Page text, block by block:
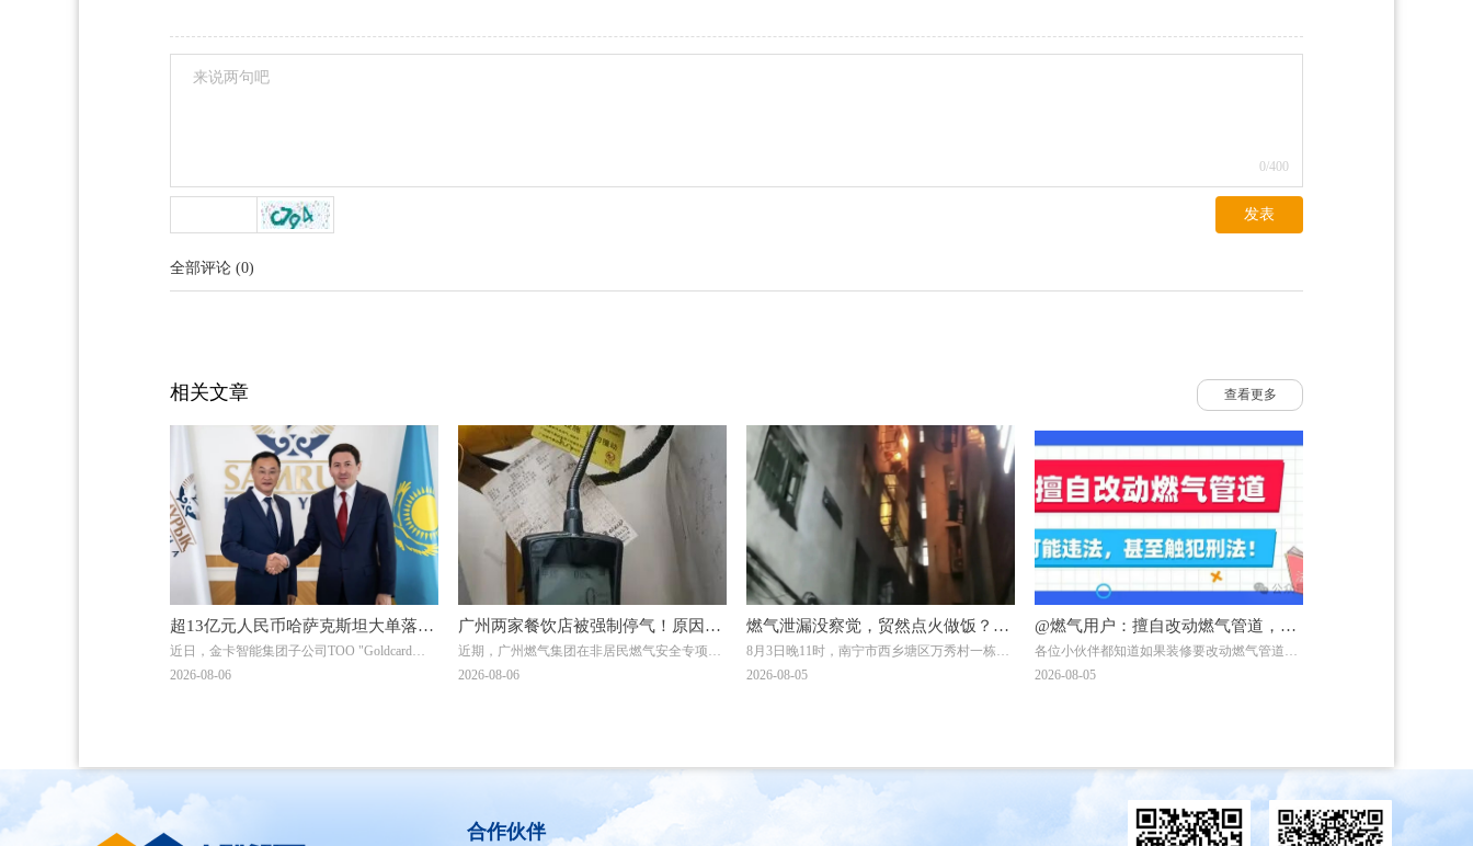
0/400
发表
全部评论 (0)
相关文章 查看更多
超13亿元人民币哈萨克斯坦大单落
地！金卡智能国际化战略迎来关键突
近日，金卡智能集团子公司ТОО "Goldcard
Smart Group Kazakhstan"（以下简称“金卡哈萨
2026-08-06
广州两家餐饮店被强制停气！原因曝
光→
近期，广州燃气集团在非居民燃气安全专项治
理中，对两家拒不整改隐患的餐饮单位依法采
2026-08-06
燃气泄漏没察觉，贸然点火做饭？南
宁一自建房发生爆燃，一男子被烧
8月3日晚11时，南宁市西乡塘区万秀村一栋自
建房发生爆燃事件：一名男子在加热饭菜时，
2026-08-05
@燃气用户：擅自改动燃气管道，可
能违法，甚至触犯刑法！
各位小伙伴都知道如果装修要改动燃气管道需
联系燃气公司！但有一些小伙伴贪图方便，自
2026-08-05
合作伙伴